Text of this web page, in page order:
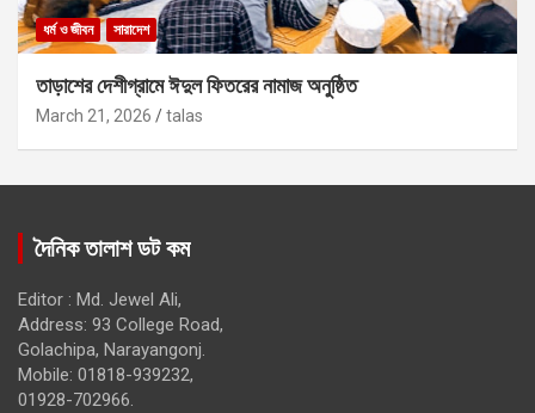
ধর্ম ও জীবন সারাদেশ
তাড়াশের দেশীগ্রামে ঈদুল ফিতরের নামাজ অনুষ্ঠিত
March 21, 2026 talas
দৈনিক তালাশ ডট কম
Editor : Md. Jewel Ali,
Address: 93 College Road,
Golachipa, Narayangonj.
Mobile: 01818-939232,
01928-702966.